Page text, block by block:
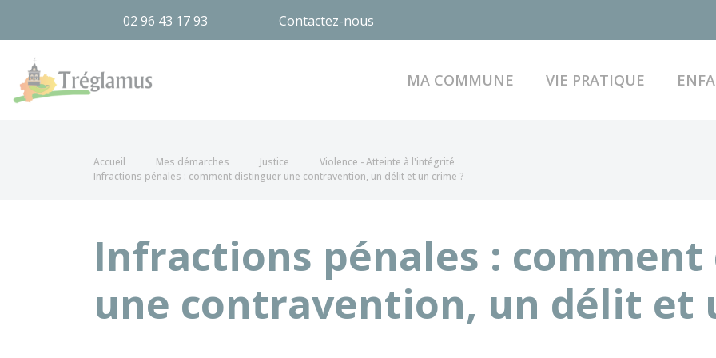
02 96 43 17 93 Contactez-nous
MA COMMUNE VIE PRATIQUE
Accueil Mes démarches Justice
Violence - Atteinte à l'intégrité
Infractions pénales : comment distinguer une contravention, un délit et un crime ?
Infractions pénales :
une contravention, un délit et